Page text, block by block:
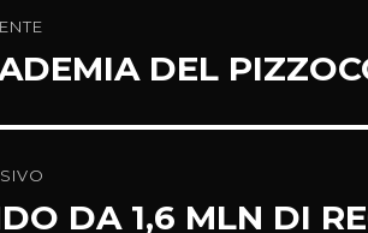
DEL
DA 1,6 MLN DI